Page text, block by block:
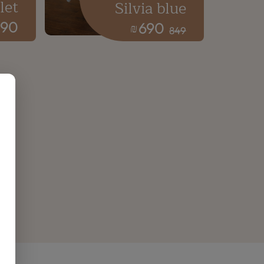
849
690
₪
Silvia blue